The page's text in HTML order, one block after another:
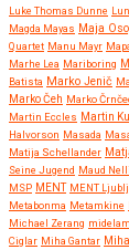
Luke Thomas Dunne
Magda Mayas Maja
Quartet Manu Mayr
Marhe Lea Mariboring
Batista Marko Jenič
Marko Čeh Marko
Martin Eccles Martin
Halvorson Masada
Matija Schellander
Seine Jugend Maud
MSP MENT MENT
Metabonma Metamkine
Michael Zerang
Ciglar Miha Gantar